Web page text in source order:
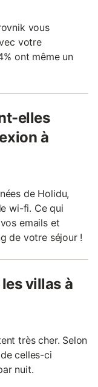
vous
votre
ont même un
elles
à
de Holidu,
wi-fi. Ce qui
emails et
de votre séjour !
villas à
très cher. Selon
celles-ci
nuit.